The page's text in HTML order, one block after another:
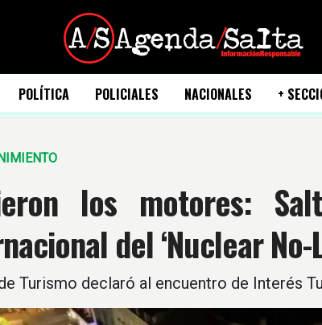
POLÍTICA POLICIALES NACIONALES +
los motores:
del ‘Nuclear No-
Turismo declaró al encuentro de Interés